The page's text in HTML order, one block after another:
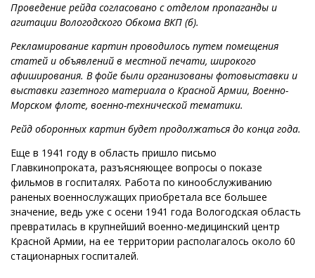
Проведение рейда согласовано с отделом пропаганды и
агитации Вологодского Обкома ВКП (б).
Рекламирование картин проводилось путем помещения
статей и объявлений в местной печати, широкого
афиширования. В фойе были организованы фотовыставки и
выставки газетного материала о Красной Армии, Военно-
Морском флоте, военно-технической тематики.
Рейд оборонных картин будет продолжаться до конца года.
Еще в 1941 году в область пришло письмо
Главкинопроката, разъясняющее вопросы о показе
фильмов в госпиталях. Работа по кинообслуживанию
раненых военнослужащих приобретала все большее
значение, ведь уже с осени 1941 года Вологодская область
превратилась в крупнейший военно-медицинский центр
Красной Армии, на ее территории располагалось около 60
стационарных госпиталей.